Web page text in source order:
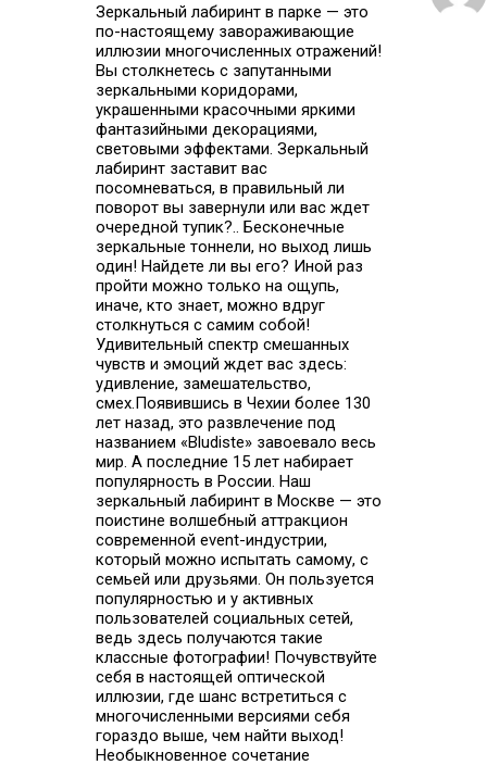
Зеркальный лабиринт в парке — это
по-настоящему завораживающие
иллюзии многочисленных отражений!
Вы столкнетесь с запутанными
зеркальными коридорами,
украшенными красочными яркими
фантазийными декорациями,
световыми эффектами. Зеркальный
лабиринт заставит вас
посомневаться, в правильный ли
поворот вы завернули или вас ждет
очередной тупик?.. Бесконечные
зеркальные тоннели, но выход лишь
один! Найдете ли вы его? Иной раз
пройти можно только на ощупь,
иначе, кто знает, можно вдруг
столкнуться с самим собой!
Удивительный спектр смешанных
чувств и эмоций ждет вас здесь:
удивление, замешательство,
смех.Появившись в Чехии более 130
лет назад, это развлечение под
названием «Bludiste» завоевало весь
мир. А последние 15 лет набирает
популярность в России. Наш
зеркальный лабиринт в Москве — это
поистине волшебный аттракцион
современной event-индустрии,
который можно испытать самому, с
семьей или друзьями. Он пользуется
популярностью и у активных
пользователей социальных сетей,
ведь здесь получаются такие
классные фотографии! Почувствуйте
себя в настоящей оптической
иллюзии, где шанс встретиться с
многочисленными версиями себя
гораздо выше, чем найти выход!
Необыкновенное сочетание